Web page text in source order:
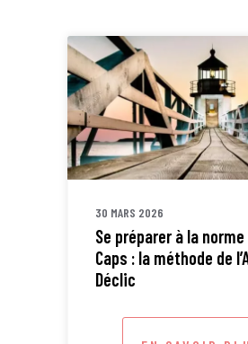
30 MARS 2026
Se préparer à la norme
Caps : la méthode de
Déclic